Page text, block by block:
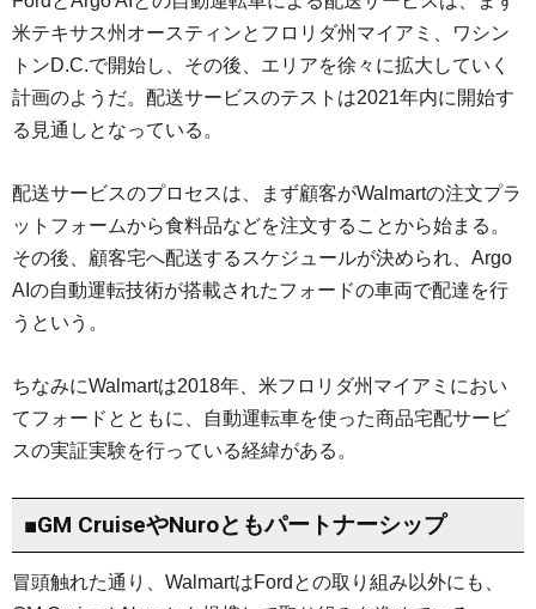
米テキサス州オースティンとフロリダ州マイアミ、ワシン
トンD.C.で開始し、その後、エリアを徐々に拡大していく
計画のようだ。配送サービスのテストは2021年内に開始す
る見通しとなっている。
配送サービスのプロセスは、まず顧客がWalmartの注文プラ
ットフォームから食料品などを注文することから始まる。
その後、顧客宅へ配送するスケジュールが決められ、Argo
AIの自動運転技術が搭載されたフォードの車両で配達を行
うという。
ちなみにWalmartは2018年、米フロリダ州マイアミにおい
てフォードとともに、自動運転車を使った商品宅配サービ
スの実証実験を行っている経緯がある。
■GM CruiseやNuroともパートナーシップ
冒頭触れた通り、WalmartはFordとの取り組み以外にも、